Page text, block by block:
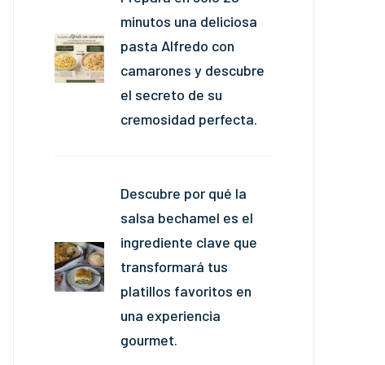
minutos una deliciosa
pasta Alfredo con
camarones y descubre
el secreto de su
cremosidad perfecta.
Descubre por qué la
salsa bechamel es el
ingrediente clave que
transformará tus
platillos favoritos en
una experiencia
gourmet.